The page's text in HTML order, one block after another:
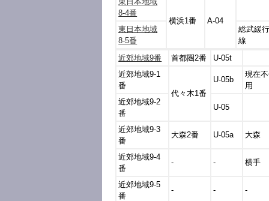
8-4番
横浜1番
A-04
東日本地域
8-5番
総武緩
線
近郊地域9番
首都圏2番
U-05t
近郊地域9-1
番
代々木1番
U-05b
現在
用
近郊地域9-2
番
U-05
近郊地域9-3
番
大森2番 U-05a 大森
近郊地域9-4
番
- - 横手
近郊地域9-5
番
- - -